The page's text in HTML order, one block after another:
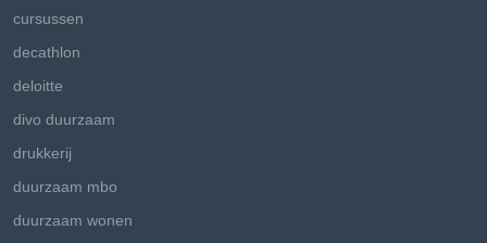
cursussen
decathlon
deloitte
divo duurzaam
drukkerij
duurzaam mbo
duurzaam wonen